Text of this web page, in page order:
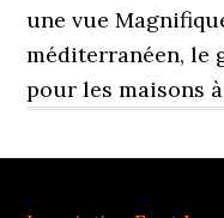
une vue
méditerranéen, le
pour les maisons